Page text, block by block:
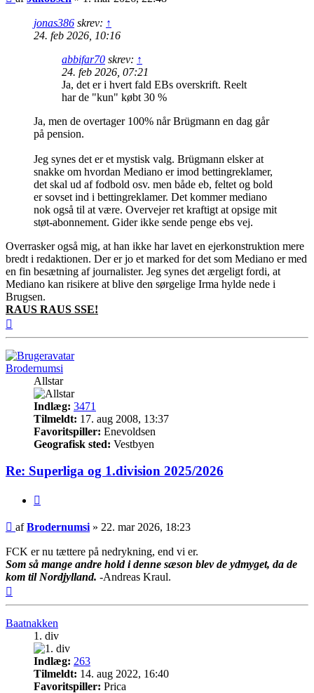
jonas386 skrev: ↑
24. feb 2026, 10:16
abbifar70 skrev: ↑
24. feb 2026, 07:21
Ja, det er i hvert fald EBs overskrift. Reelt
har de "kun" købt 30 %
Ja, men de overtager 100% når Brügmann en dag går
på pension.
Jeg synes det er et mystisk valg. Brügmann elsker at
snakke om hvordan Mediano er imod bettingreklamer,
det skal ud af fodbold osv. men både eb, feltet og bold
er sovset ind i bettingreklamer. Det kommer mediano
nok også til at være. Overvejer ret kraftigt at opsige mit
støt-abonnement. Gider ikke sende penge ebs vej.
Overrasker også mig, at han ikke har lavet en ejerkonstruktion mere
bredt i redaktionen. Der er jo et marked for det som Mediano er med
en fin besætning af journalister. Jeg synes det ærgeligt fordi, at
Mediano kan risikere at blive den sørgelige Irma hylde nede i
Brugsen.
RAUS RAUS SSE!
Brodernumsi
Allstar
Indlæg: 3471
Tilmeldt: 17. aug 2008, 13:37
Favoritspiller: Enevoldsen
Geografisk sted: Vestbyen
Re: Superliga og 1.division 2025/2026
Indlæg
afBrodernumsi » 22. mar 2026, 18:23
FCK er nu tættere på nedrykning, end vi er.
Som så mange andre hold i denne sæson blev de ydmyget, da de
kom til Nordjylland. -Andreas Kraul.
Baatnakken
1. div
Indlæg: 263
Tilmeldt: 14. aug 2022, 16:40
Favoritspiller: Prica